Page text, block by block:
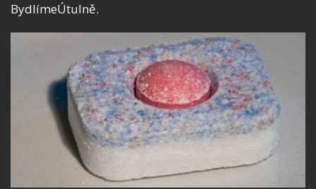
BydlímeÚtulně.